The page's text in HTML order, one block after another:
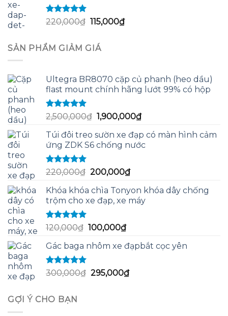
Được xếp
hạng
220,000₫ Giá
là:
220,000₫.
115,000₫Giá
SẢN PHẨM GIẢM GIÁ
Ultegra BR8070 cặp củ phanh (heo dầu)
flast mount chính hãng lướt 99% có hộp
Được xếp
hạng
5.00
sao
2,500,000₫ Giá
là:
2,500,000₫.
1,900,000₫Giá
tại
là:
Túi đôi treo sườn xe đạp có màn hình cảm
ứng ZDK S6 chống nước
Được xếp
hạng
sao
220,000₫ Giá
là:
220,000₫.
200,000₫Giá
tại
là:
Khóa khóa chìa Tonyon khóa dây chống
trộm cho xe đạp, xe máy
Được xếp
hạng
sao
120,000₫ Giá
là:
100,000₫Giá
tại
100,000₫.
Gác baga nhôm xe đạpbắt cọc yên
Được xếp
hạng
300,000₫ Giá
295,000₫Giá
GỢI Ý CHO BẠN